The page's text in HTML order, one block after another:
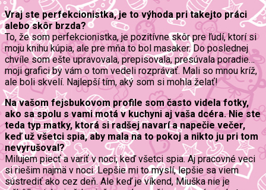
Vraj ste perfekcionistka, je to výhoda pri takejto práci
alebo skôr brzda?
To, že som perfekcionistka, je pozitívne skôr pre ľudí, ktorí si
moju knihu kúpia, ale pre mňa to bol masaker. Do poslednej
chvíle som ešte upravovala, prepisovala, presúvala poradie…
moji grafici by vám o tom vedeli rozprávať. Mali so mnou kríž,
ale boli skvelí. Najlepší tím, aký som si mohla želať!
Na vašom fejsbukovom profile som často videla fotky,
ako sa spolu s vami motá v kuchyni aj vaša dcéra. Nie ste
teda typ matky, ktorá si radšej navarí a napečie večer,
keď už všetci spia, aby mala na to pokoj a nikto ju pri tom
nevyrušoval?
Milujem piecť a variť v noci, keď všetci spia. Aj pracovné veci
si riešim najmä v noci. Lepšie mi to myslí, lepšie sa viem
sústrediť ako cez deň. Ale keď je víkend, Miuška nie je